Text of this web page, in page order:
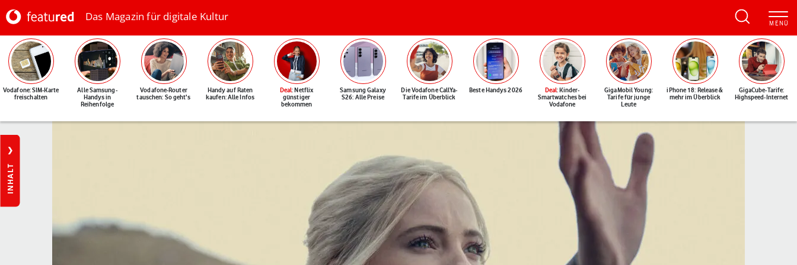
Das Magazin für digitale Kultur
Vodafone: SIM-Karte
freischalten
Alle Samsung-
Handys in
Reihenfolge
Vodafone-Router
tauschen: So geht's
Handy auf Raten
kaufen: Alle Infos
Deal: Netflix
günstiger
bekommen
Samsung Galaxy
S26: Alle Preise
Die Vodafone CallYa-
Tarife im Überblick
Beste Handys 2026 Deal: Kinder-
Smartwatches bei
Vodafone
GigaMobil Young:
Tarife für junge
Leute
iPhone 18: Release &
mehr im Überblick
GigaCube-Tarife:
Highspeed-Internet
INHALT